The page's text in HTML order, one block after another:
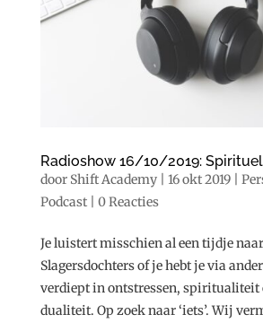
Radioshow 16/10/2019:
door Shift Academy| 16 okt 2019|
Podcast| 0 Reacties
Je luistert misschien al een tijdje
Slagersdochters of je hebt je via
verdiept in ontstressen, spiritualiteit
dualiteit. Op zoek naar ‘iets’. Wij